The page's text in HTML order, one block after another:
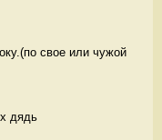
свое или чужой
дядь